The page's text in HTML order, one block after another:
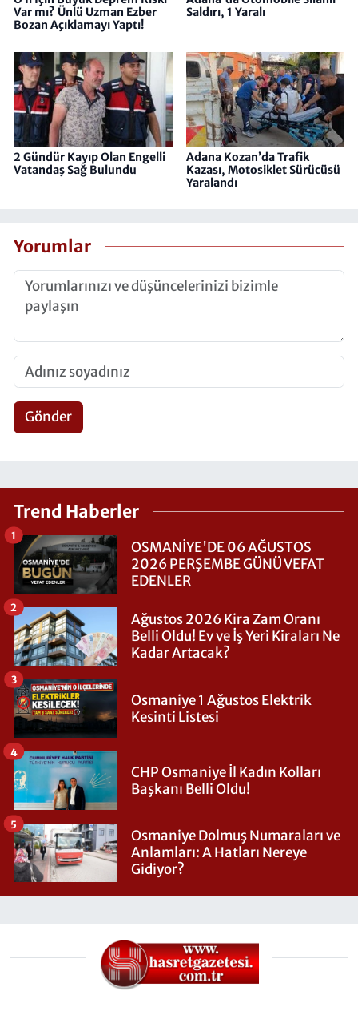
Var mı? Ünlü Uzman Ezber
Bozan Açıklamayı Yaptı!
Saldırı, 1 Yaralı
2 Gündür Kayıp Olan Engelli
Vatandaş Sağ Bulundu
Adana Kozan’da Trafik
Kazası, Motosiklet Sürücüsü
Yaralandı
Yorumlar
Gönder
Trend Haberler
OSMANİYE'DE 06 AĞUSTOS
2026 PERŞEMBE GÜNÜ VEFAT
EDENLER
1
Ağustos 2026 Kira Zam Oranı
Belli Oldu! Ev ve İş Yeri Kiraları Ne
Kadar Artacak?
2
Osmaniye 1 Ağustos Elektrik
Kesinti Listesi
3
CHP Osmaniye İl Kadın Kolları
Başkanı Belli Oldu!
4
Osmaniye Dolmuş Numaraları ve
Anlamları: A Hatları Nereye
Gidiyor?
5